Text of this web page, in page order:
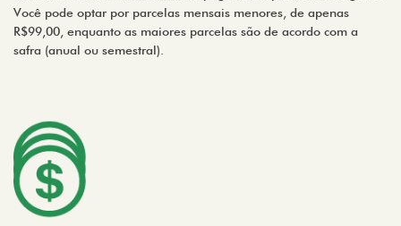
Você pode optar por parcelas mensais menores, de apenas
R$99,00, enquanto as maiores parcelas são de acordo com a
safra (anual ou semestral).